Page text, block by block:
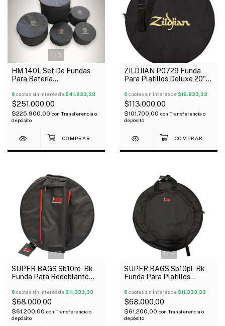
1 / 3
HM 140L Set De Fundas
Para Batería
6 cuotas sin interés de$41.833,33
$251.000,00
$225.900,00 con Transferencia o
depósito
ZILDJIAN P0729 Funda
Para Platillos Deluxe 20"
6 cuotas sin interés de$18.833,33
$113.000,00
$101.700,00 con Transferencia o
depósito
1/3
SUPER BAGS Sb10re-Bk
Funda Para Redoblante
6 cuotas sin interés de$11.333,33
$68.000,00
$61.200,00 con Transferencia o
depósito
1/4
SUPER BAGS Sb10pl-Bk
Funda Para Platillos
6 cuotas sin interés de$11.333,33
$68.000,00
$61.200,00 con Transferencia o
depósito